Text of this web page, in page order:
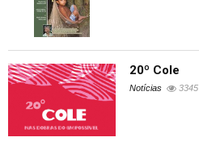
20º Cole
Notícias 3345